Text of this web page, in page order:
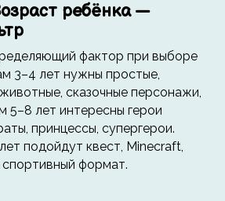
ребёнка —
фактор при выборе
3–4 лет нужны простые,
сказочные персонажи,
5–8 лет интересны герои
принцессы, супергерои.
подойдут квест, Minecraft,
формат.